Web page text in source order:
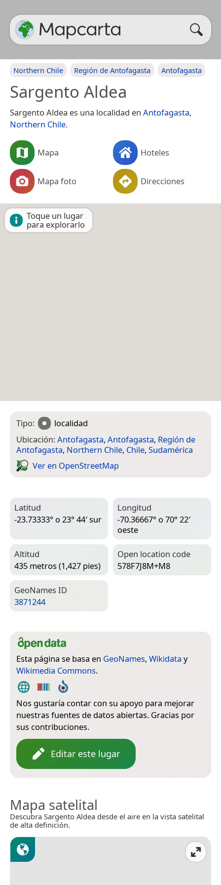
Northern Chile Región de Antofagasta Antofagasta
Sargento Aldea
Sargento Aldea es una localidad en Antofagasta,
Northern Chile.
Mapa Hoteles
Mapa foto Direcciones
Toque un lugar
para explorarlo
Tipo:
localidad
Ubicación:Antofagasta, Antofagasta, Región de
Antofagasta, Northern Chile, Chile, Sudamérica
Ver en Open­Street­Map
Latitud
-23.73333° o 23° 44′ sur
Longitud
-70.36667° o 70° 22′
oeste
Altitud
435 metros (1,427 pies)
Open location code
578F7J8M+M8
Geo­Names ID
3871244
Esta página se basa en GeoNames, Wikidata y
Wikimedia Commons.
Nos gustaría contar con su apoyo para mejorar
nuestras fuentes de datos abiertas. Gracias por
sus contribuciones.
Editar este lugar
Mapa satelital
Descubra Sargento Aldea desde el aire en la vista satelital
de alta definición.